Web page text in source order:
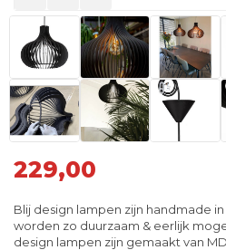
229,00
Blij design lampen zijn handmade
worden zo duurzaam & eerlijk
design lampen zijn gemaakt van